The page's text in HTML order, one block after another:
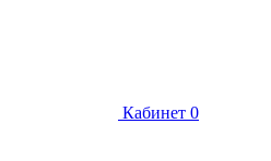
Кабинет 0